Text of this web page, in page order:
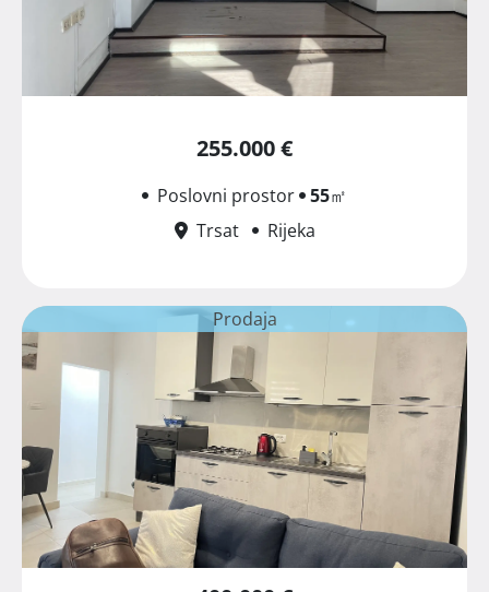
255.000 €
Poslovni prostor 55㎡
Trsat
Rijeka
Prodaja